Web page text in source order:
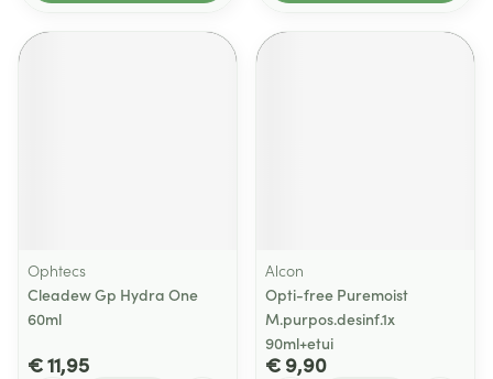
Ophtecs
Cleadew Gp Hydra One
60ml
€ 11,95
Alcon
Opti-free Puremoist
M.purpos.desinf.1x
90ml+etui
€ 9,90